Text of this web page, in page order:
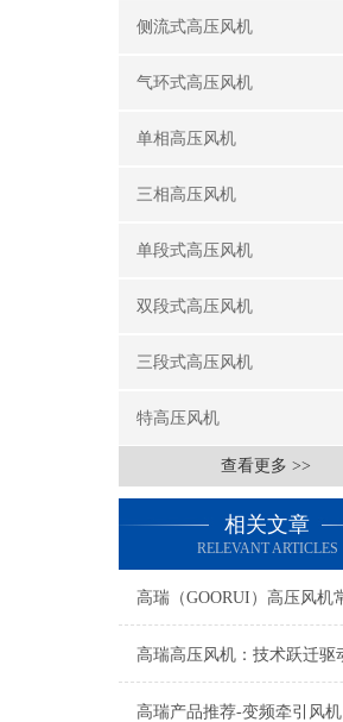
侧流式高压风机
气环式高压风机
单相高压风机
三相高压风机
单段式高压风机
双段式高压风机
三段式高压风机
特高压风机
查看更多 >>
相关文章
RELEVANT ARTICLES
高瑞产品推荐-变频牵引风机